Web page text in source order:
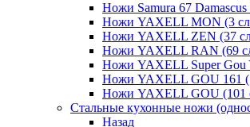
Ножи Samura 67 Damascus
Ножи YAXELL MON (3
Ножи YAXELL ZEN (37
Ножи YAXELL RAN (69
Ножи YAXELL Super Gou
Ножи YAXELL GOU 161
Ножи YAXELL GOU (101
Стальные кухонные ножи
Назад